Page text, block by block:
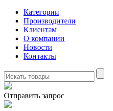
Категории
Производители
Клиентам
О компании
Новости
Контакты
Отправить запрос